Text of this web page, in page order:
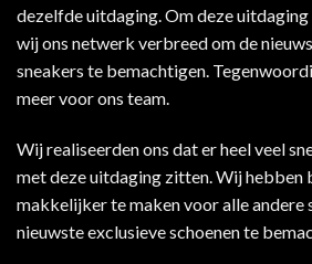
dezelfde uitdaging. Om deze
wij ons netwerk verbreed om de
sneakers te bemachtigen.
meer voor ons team.
Wij realiseerden ons dat er heel veel
met deze uitdaging zitten. Wij hebben
makkelijker te maken voor alle andere
nieuwste exclusieve schoenen te